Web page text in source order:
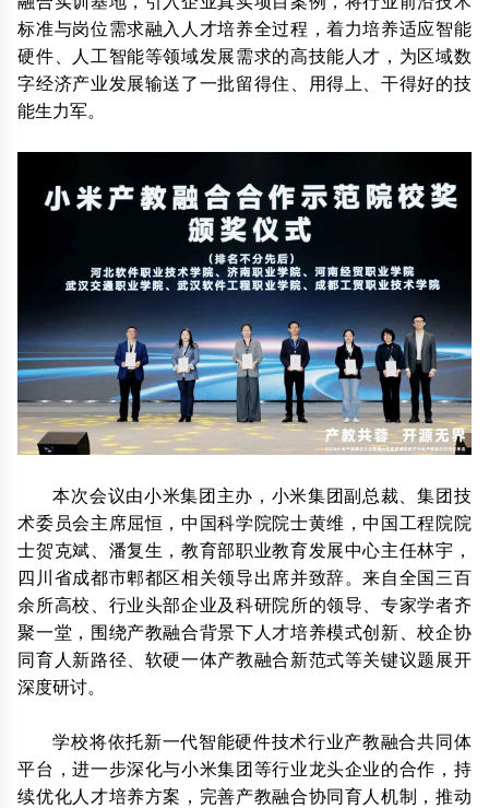
标准与岗位需求融入人才培养全过程，着力培养适应智能
硬件、人工智能等领域发展需求的高技能人才，为区域数
字经济产业发展输送了一批留得住、用得上、干得好的技
能生力军。
本次会议由小米集团主办，小米集团副总裁、集团技
术委员会主席屈恒，中国科学院院士黄维，中国工程院院
士贺克斌、潘复生，教育部职业教育发展中心主任林宇，
四川省成都市郫都区相关领导出席并致辞。来自全国三百
余所高校、行业头部企业及科研院所的领导、专家学者齐
聚一堂，围绕产教融合背景下人才培养模式创新、校企协
同育人新路径、软硬一体产教融合新范式等关键议题展开
深度研讨。
学校将依托新一代智能硬件技术行业产教融合共同体
平台，进一步深化与小米集团等行业龙头企业的合作，持
续优化人才培养方案，完善产教融合协同育人机制，推动